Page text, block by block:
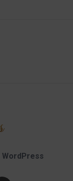
WordPress